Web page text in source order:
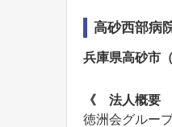
高砂西部病
兵庫県高砂市
《 法人概要
徳洲会グルー